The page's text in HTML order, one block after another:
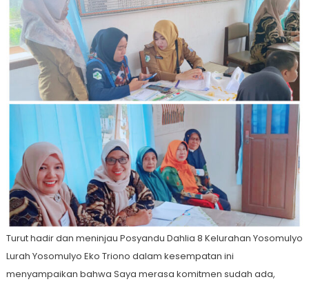
Turut hadir dan meninjau Posyandu Dahlia 8 Kelurahan Yosomulyo
Lurah Yosomulyo Eko Triono dalam kesempatan ini
menyampaikan bahwa Saya merasa komitmen sudah ada,